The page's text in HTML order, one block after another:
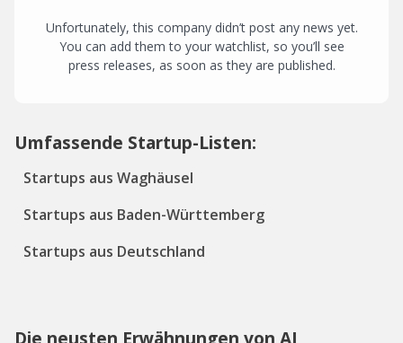
Unfortunately, this company didn’t post any news yet.
You can add them to your watchlist, so you’ll see
press releases, as soon as they are published.
Umfassende Startup-Listen:
Startups aus Waghäusel
Startups aus Baden-Württemberg
Startups aus Deutschland